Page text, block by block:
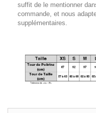
suffit de le mentionner
commande, et nous
supplémentaires.